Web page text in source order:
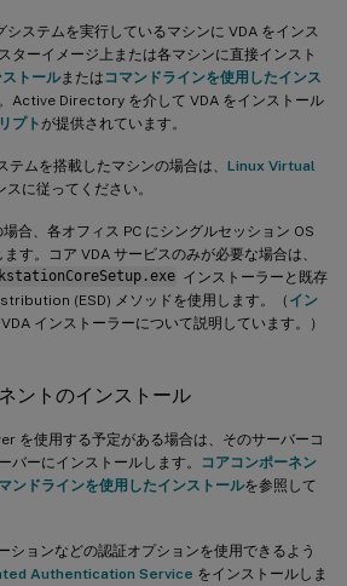
ステムを実行しているマシンに VDA をインス
ターイメージ上または各マシンに直接インスト
トールまたは コマンドラインを使用したインス
Active Directory を介して VDA をインストール
プトが提供されています。
ムを搭載したマシンの場合は、 Linux Virtual
スに従ってください。
合、各オフィス PC にシングルセッション OS
す。コア VDA サービスのみが必要な場合は、
インストーラーと既存
(ESD) メソッドを使用します。（ イン
インストーラーについて説明しています。）
ントのインストール
を使用する予定がある場合は、そのサーバーコ
バーにインストールします。
コアコンポーネン
ンドラインを使用したインストールを参照して
ョンなどの認証オプションを使用できるよう
Authentication Service をインストールしま